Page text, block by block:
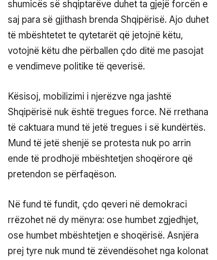
shumicës së shqiptarëve duhet ta gjejë forcën e
saj para së gjithash brenda Shqipërisë. Ajo duhet
të mbështetet te qytetarët që jetojnë këtu,
votojnë këtu dhe përballen çdo ditë me pasojat
e vendimeve politike të qeverisë.
Kësisoj, mobilizimi i njerëzve nga jashtë
Shqipërisë nuk është tregues force. Në rrethana
të caktuara mund të jetë tregues i së kundërtës.
Mund të jetë shenjë se protesta nuk po arrin
ende të prodhojë mbështetjen shoqërore që
pretendon se përfaqëson.
Në fund të fundit, çdo qeveri në demokraci
rrëzohet në dy mënyra: ose humbet zgjedhjet,
ose humbet mbështetjen e shoqërisë. Asnjëra
prej tyre nuk mund të zëvendësohet nga kolonat